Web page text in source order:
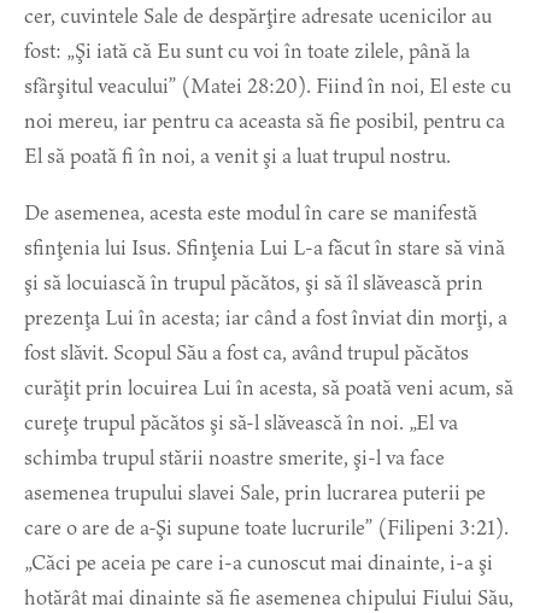
cer, cuvintele Sale de despărţire adresate ucenicilor au
fost: „Şi iată că Eu sunt cu voi în toate zilele, până la
sfârşitul veacului” (Matei 28:20). Fiind în noi, El este cu
noi mereu, iar pentru ca aceasta să fie posibil, pentru ca
El să poată fi în noi, a venit şi a luat trupul nostru.
De asemenea, acesta este modul în care se manifestă
sfinţenia lui Isus. Sfinţenia Lui L-a făcut în stare să vină
şi să locuiască în trupul păcătos, şi să îl slăvească prin
prezenţa Lui în acesta; iar când a fost înviat din morţi, a
fost slăvit. Scopul Său a fost ca, având trupul păcătos
curăţit prin locuirea Lui în acesta, să poată veni acum, să
cureţe trupul păcătos şi să-l slăvească în noi. „El va
schimba trupul stării noastre smerite, şi-l va face
asemenea trupului slavei Sale, prin lucrarea puterii pe
care o are de a-Şi supune toate lucrurile” (Filipeni 3:21).
„Căci pe aceia pe care i-a cunoscut mai dinainte, i-a şi
hotărât mai dinainte să fie asemenea chipului Fiului Său,